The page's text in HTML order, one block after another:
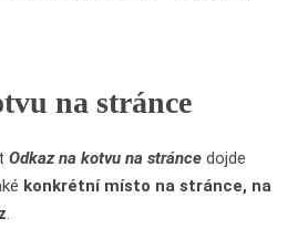
na stránce
Odkaz na kotvu na stránce dojde
konkrétní místo na stránce, na
.